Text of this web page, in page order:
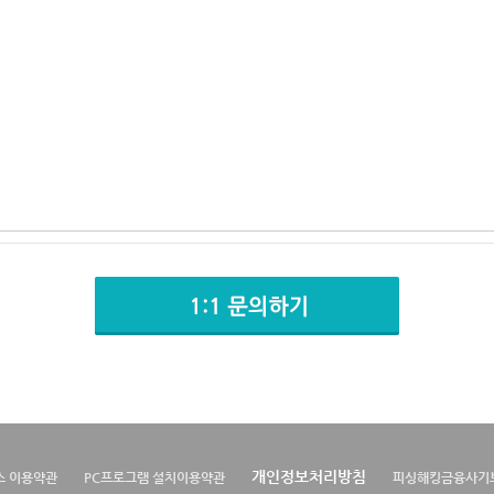
이용약관 PC프로그램 설치이용약관 개인정보처리방침 피싱해킹금융사기